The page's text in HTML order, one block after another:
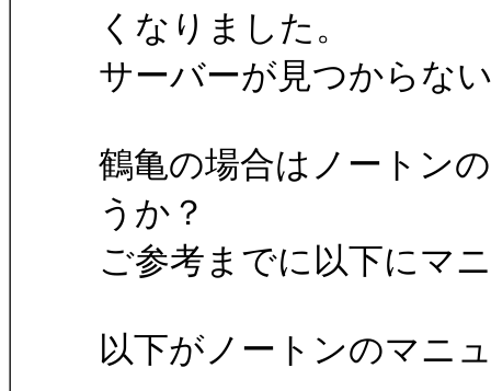
くなりました。
サーバーが見つからな
鶴亀の場合はノートン
うか？
ご参考までに以下にマ
以下がノートンのマニ